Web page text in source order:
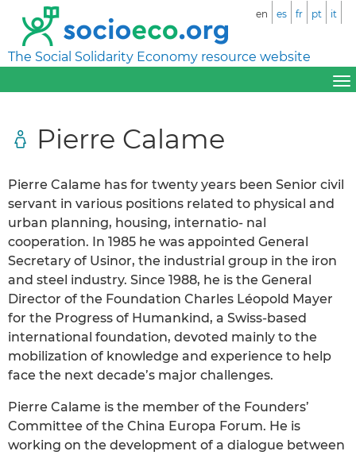
The Social Solidarity Economy resource website
en es fr pt it
Pierre Calame
Pierre Calame has for twenty years been Senior civil
servant in various positions related to physical and
urban planning, housing, internatio- nal
cooperation. In 1985 he was appointed General
Secretary of Usinor, the industrial group in the iron
and steel industry. Since 1988, he is the General
Director of the Foundation Charles Léopold Mayer
for the Progress of Humankind, a Swiss-based
international foundation, devoted mainly to the
mobilization of knowledge and experience to help
face the next decade’s major challenges.
Pierre Calame is the member of the Founders’
Committee of the China Europa Forum. He is
working on the development of a dialogue between